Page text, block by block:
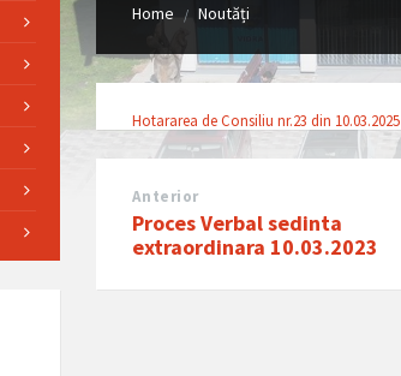
Home / Noutăți
Hotararea de Consiliu nr.23 din 10.03.2025
Anterior
Proces Verbal sedinta
extraordinara 10.03.2023